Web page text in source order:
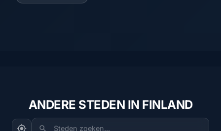
ANDERE STEDEN IN FINLAND
Steden zoeken...